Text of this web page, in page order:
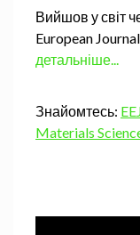
Вийшов у світ
European
детальніше...
Знайомтесь:
Materials